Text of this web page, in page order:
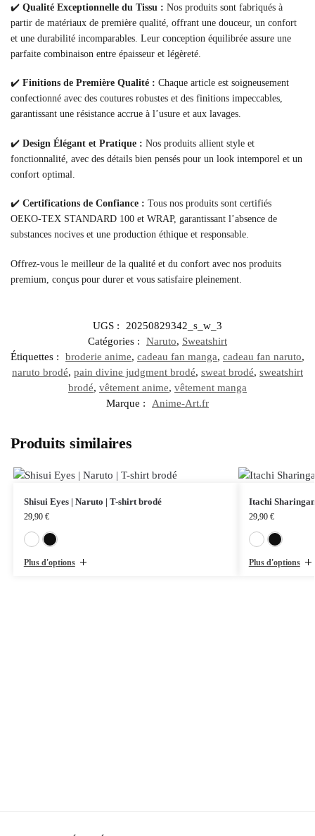
✔️ Qualité Exceptionnelle du Tissu : Nos produits sont fabriqués à
partir de matériaux de première qualité, offrant une douceur, un confort
et une durabilité incomparables. Leur conception équilibrée assure une
parfaite combinaison entre épaisseur et légèreté.
✔️ Finitions de Première Qualité : Chaque article est soigneusement
confectionné avec des coutures robustes et des finitions impeccables,
garantissant une résistance accrue à l’usure et aux lavages.
✔️ Design Élégant et Pratique : Nos produits allient style et
fonctionnalité, avec des détails bien pensés pour un look intemporel et un
confort optimal.
✔️ Certifications de Confiance : Tous nos produits sont certifiés
OEKO-TEX STANDARD 100 et WRAP, garantissant l’absence de
substances nocives et une production éthique et responsable.
Offrez-vous le meilleur de la qualité et du confort avec nos produits
premium, conçus pour durer et vous satisfaire pleinement.
UGS :
20250829342_s_w_3
Catégories :
Naruto, Sweatshirt
Étiquettes :
broderie anime, cadeau fan manga, cadeau fan naruto,
naruto brodé, pain divine judgment brodé, sweat brodé, sweatshirt
brodé, vêtement anime, vêtement manga
Marque :
Anime-Art.fr
Produits similaires
Shisui Eyes | Naruto | T-shirt brodé
29,90 €
Plus d'options
Itachi
29,90 €
Plus d'options